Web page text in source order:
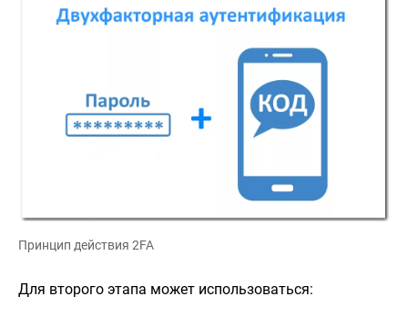
Принцип действия 2FA
Для второго этапа может использоваться: